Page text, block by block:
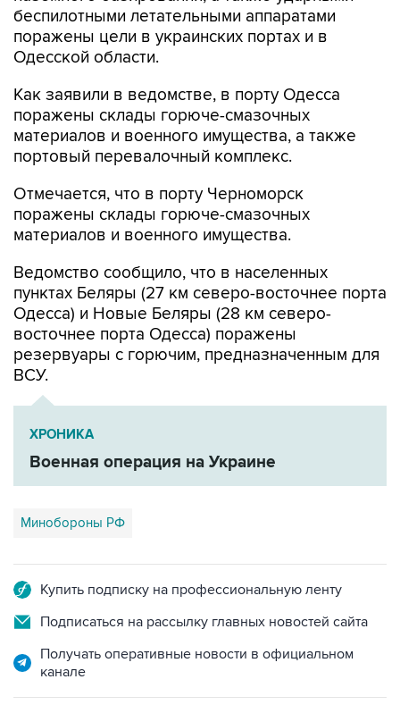
беспилотными летательными аппаратами
поражены цели в украинских портах и в
Одесской области.
Как заявили в ведомстве, в порту Одесса
поражены склады горюче-смазочных
материалов и военного имущества, а также
портовый перевалочный комплекс.
Отмечается, что в порту Черноморск
поражены склады горюче-смазочных
материалов и военного имущества.
Ведомство сообщило, что в населенных
пунктах Беляры (27 км северо-восточнее порта
Одесса) и Новые Беляры (28 км северо-
восточнее порта Одесса) поражены
резервуары с горючим, предназначенным для
ВСУ.
ХРОНИКА
Военная операция на Украине
Минобороны РФ
Купить подписку на профессиональную ленту
Подписаться на рассылку главных новостей сайта
Получать оперативные новости в официальном
канале